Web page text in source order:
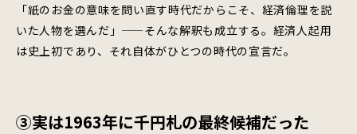
「紙のお金の意味を問い直す時代だからこそ、経済倫理を説
いた人物を選んだ」——そんな解釈も成立する。経済人起用
は史上初であり、それ自体がひとつの時代の宣言だ。
③実は1963年に千円札の最終候補だった